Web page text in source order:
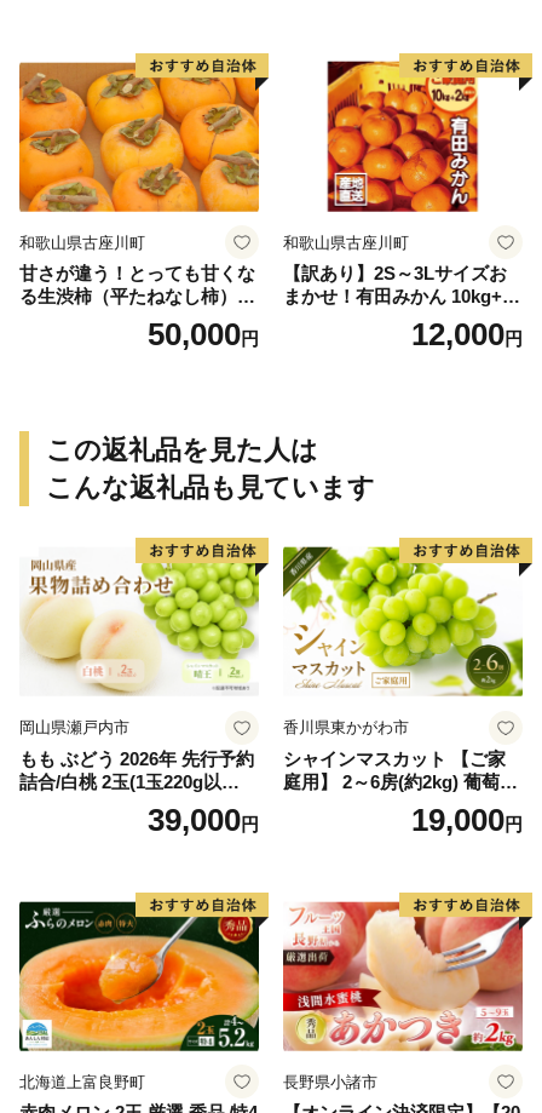
和歌山県古座川町
甘さが違う！とっても甘くな
る生渋柿（平たねなし柿）吊
ップ付約14.5～15kg 約60～
50,000円
和歌山県古座川町
【訳あり】2S～3Lサイズお
まかせ！有田みかん 10kg+2k
g保証分 11月から12月下旬ま
でに順次発送致します。 / 訳
12,000円
この返礼品を見た人は
こんな返礼品も見ています
岡山県瀬戸内市
もも ぶどう 2026年 先行予約
詰合/白桃 2玉(1玉220g以
上)・シャインマスカット 晴
39,000円
香川県東かがわ市
シャインマスカット 【ご家
庭用】 2～6房(約2kg) 葡萄 ぶ
どう ブドウ フルーツ 果物 く
だもの 果実 旬の果物 旬のフ
19,000円
北海道上富良野町 長野県小諸市